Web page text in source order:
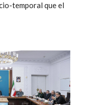
temporal que el